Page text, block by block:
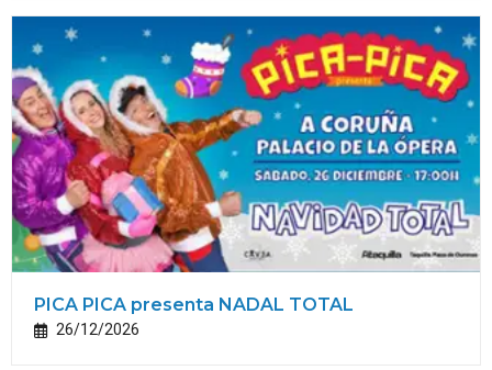
PICA PICA presenta NADAL TOTAL
26/12/2026